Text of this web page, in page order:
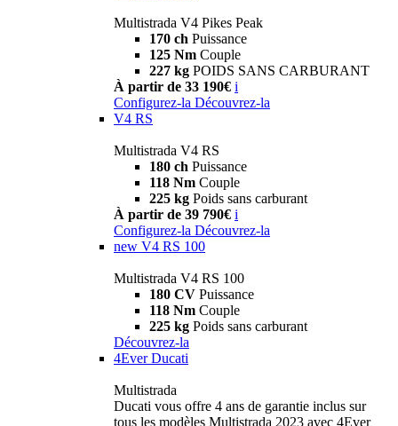
Multistrada V4 Pikes Peak
170 ch Puissance
125 Nm Couple
227 kg POIDS SANS CARBURANT
À partir de 33 190€ i
Configurez-la Découvrez-la
V4 RS
Multistrada V4 RS
180 ch Puissance
118 Nm Couple
225 kg Poids sans carburant
À partir de 39 790€ i
Configurez-la Découvrez-la
new V4 RS 100
Multistrada V4 RS 100
180 CV Puissance
118 Nm Couple
225 kg Poids sans carburant
Découvrez-la
4Ever Ducati
Multistrada
Ducati vous offre 4 ans de garantie inclus sur
tous les modèles Multistrada 2023 avec 4Ever